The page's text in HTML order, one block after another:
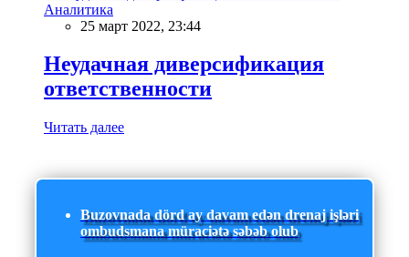
Аналитика
25 март 2022, 23:44
Неудачная диверсификация
ответственности
Читать далее
Buzovnada dörd ay davam edən drenaj işləri
ombudsmana müraciətə səbəb olub